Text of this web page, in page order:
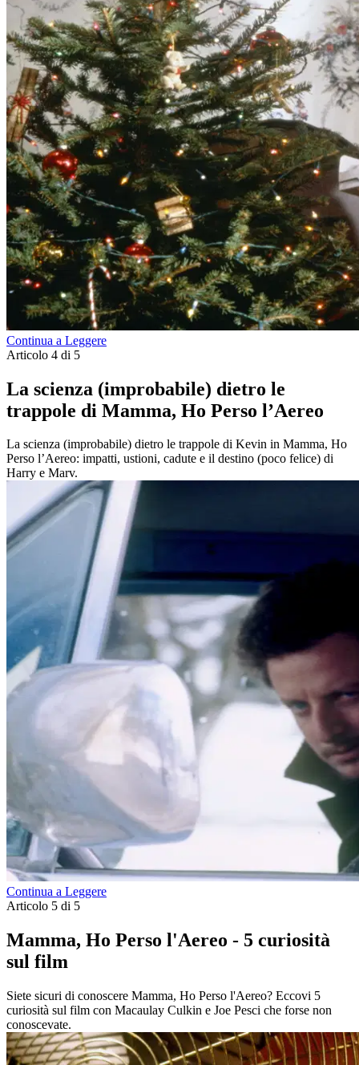
Continua a Leggere
Articolo 4 di 5
La scienza (improbabile) dietro le
trappole di Mamma, Ho Perso l’Aereo
La scienza (improbabile) dietro le trappole di Kevin in Mamma, Ho
Perso l’Aereo: impatti, ustioni, cadute e il destino (poco felice) di
Harry e Marv.
Continua a Leggere
Articolo 5 di 5
Mamma, Ho Perso l'Aereo - 5 curiosità
sul film
Siete sicuri di conoscere Mamma, Ho Perso l'Aereo? Eccovi 5
curiosità sul film con Macaulay Culkin e Joe Pesci che forse non
conoscevate.